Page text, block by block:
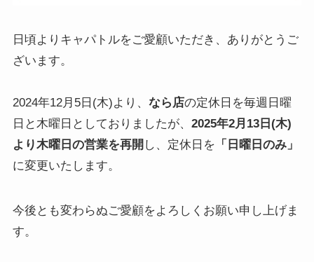
日頃よりキャパトルをご愛顧いただき、ありがとうご
ざいます。
2024年12月5日(木)より、 なら店の定休日を毎週日曜
日と木曜日としておりましたが、 2025年2月13日(木)
より木曜日の営業を再開 し、定休日を 「日曜日のみ」
に変更いたします。
今後とも変わらぬご愛顧をよろしくお願い申し上げま
す。